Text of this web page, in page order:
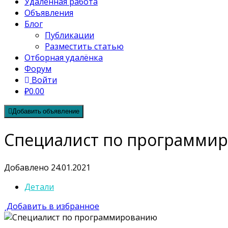
Объявления
Блог
Публикации
Разместить статью
Отборная удалёнка
Форум
Войти
₽0.00
Добавить объявление
Специалист по
Добавлено 24.01.2021
Детали
Добавить в избранное